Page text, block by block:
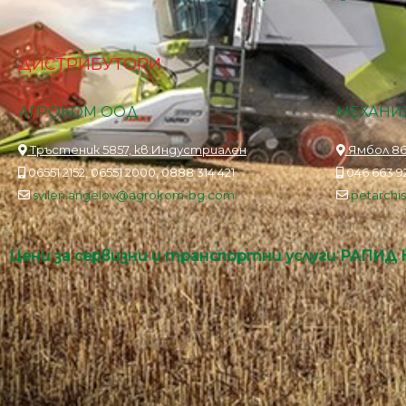
ДИСТРИБУТОРИ
АГРОКОМ ООД
Тръстеник 5857, кв.Индустриален
06551 2152, 06551 2000, 0888 314 421
svilen.angelov@agrokom-bg.com
Ямбол
046 663
Цени за сервизни и транспортни услуги РАПИД